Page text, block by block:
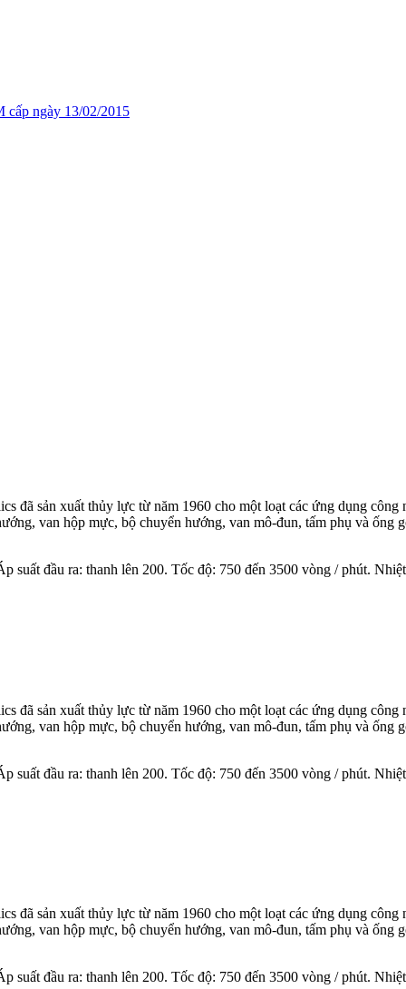
ngày 13/02/2015
đã sản xuất thủy lực từ năm 1960 cho một loạt các ứng dụng
van hộp mực, bộ chuyển hướng, van mô-đun, tấm phụ và
suất đầu ra: thanh lên 200. Tốc độ: 750 đến 3500 vòng / phút.
đã sản xuất thủy lực từ năm 1960 cho một loạt các ứng dụng
van hộp mực, bộ chuyển hướng, van mô-đun, tấm phụ và
suất đầu ra: thanh lên 200. Tốc độ: 750 đến 3500 vòng / phút.
đã sản xuất thủy lực từ năm 1960 cho một loạt các ứng dụng
van hộp mực, bộ chuyển hướng, van mô-đun, tấm phụ và
suất đầu ra: thanh lên 200. Tốc độ: 750 đến 3500 vòng / phút.